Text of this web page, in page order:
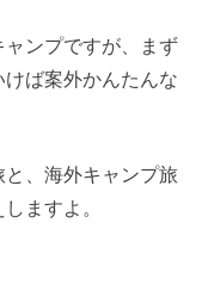
ンプですが、まず
ば案外かんたんな
、海外キャンプ旅
ますよ。